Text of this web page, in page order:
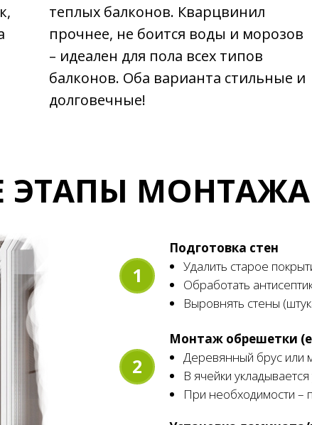
теплых балконов. Кварцвинил
прочнее, не боится воды и морозов
– идеален для пола всех типов
балконов. Оба варианта стильные и
долговечные!
МОНТАЖА
Подготовка стен
Удалить старое
Обработать
Выровнять стены
1
Монтаж обрешетки
Деревянный брус или
В ячейки
При необходимости –
2